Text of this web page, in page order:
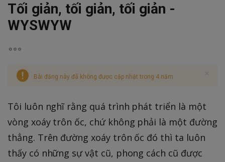
Tối giản, tối giản, tối giản -
WYSWYW
Bài đăng này đã không được cập nhật trong 4 năm
Tôi luôn nghĩ rằng quá trình phát triển là một
vòng xoáy trôn ốc, chứ không phải là một đường
thẳng. Trên đường xoáy trôn ốc đó thì ta luôn
thấy có những sự vật cũ, phong cách cũ được